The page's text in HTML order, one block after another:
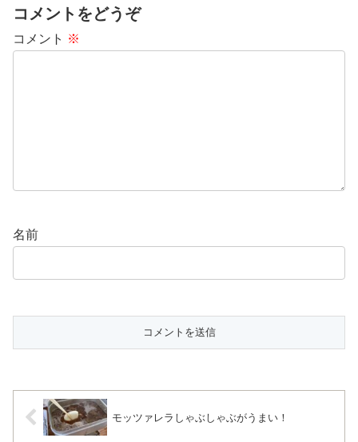
コメントをどうぞ
コメント ※
名前
モッツァレラしゃぶしゃぶがうまい！